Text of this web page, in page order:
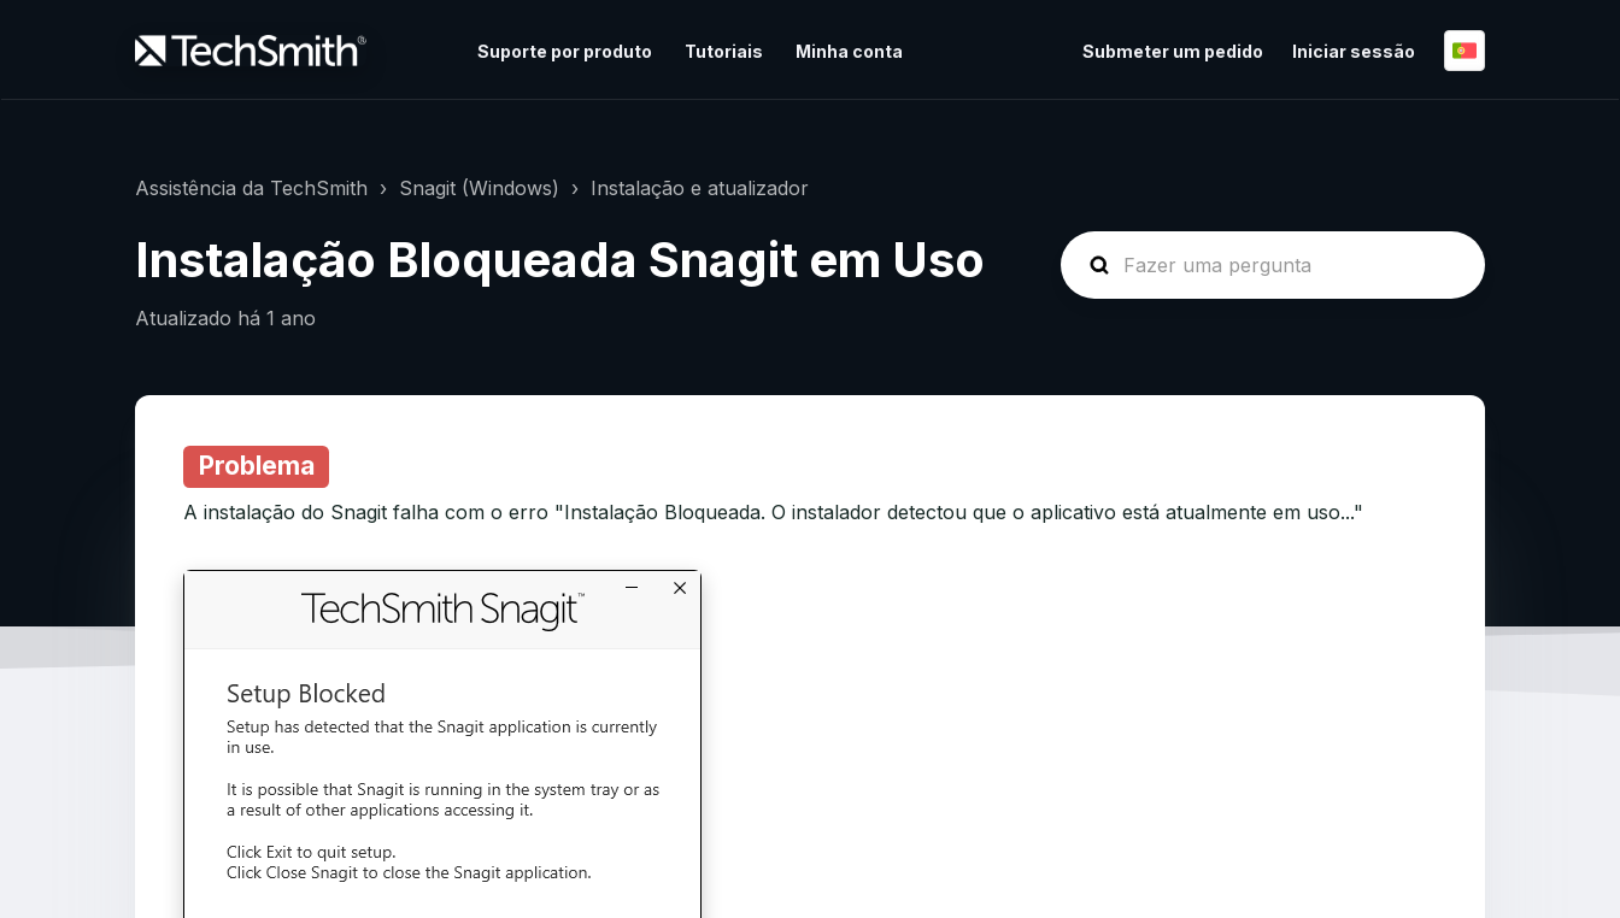
Suporte por produto Tutoriais Minha conta Submeter um pedido Iniciar sessão
Assistência da TechSmith Snagit (Windows) Instalação e atualizador
Instalação Bloqueada Snagit em Uso
Atualizado há 1 ano
Problema
A instalação do Snagit falha com o erro "Instalação Bloqueada. O instalador detectou que o aplicativo está atualmente em uso..."